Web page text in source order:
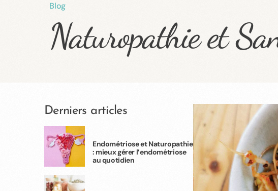
Blog
Naturopathie et
Derniers articles
Endométriose et Naturopathie
: mieux gérer l’endométriose
au quotidien